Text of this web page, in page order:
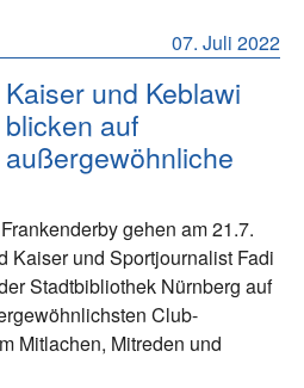
07. Juli 2022
Kaiser und Keblawi
blicken auf
außergewöhnliche
gehen am 21.7.
Kaiser und Sportjournalist Fadi
Stadtbibliothek Nürnberg auf
Club-
Mitlachen, Mitreden und